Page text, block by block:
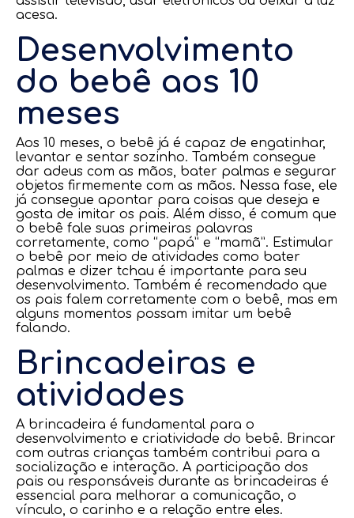
acesa.
Desenvolvimento
do bebê aos 10
meses
Aos 10 meses, o bebê já é capaz de engatinhar,
levantar e sentar sozinho. Também consegue
dar adeus com as mãos, bater palmas e segurar
objetos firmemente com as mãos. Nessa fase, ele
já consegue apontar para coisas que deseja e
gosta de imitar os pais. Além disso, é comum que
o bebê fale suas primeiras palavras
corretamente, como “papá” e “mamã”. Estimular
o bebê por meio de atividades como bater
palmas e dizer tchau é importante para seu
desenvolvimento. Também é recomendado que
os pais falem corretamente com o bebê, mas em
alguns momentos possam imitar um bebê
falando.
Brincadeiras e
atividades
A brincadeira é fundamental para o
desenvolvimento e criatividade do bebê. Brincar
com outras crianças também contribui para a
socialização e interação. A participação dos
pais ou responsáveis durante as brincadeiras é
essencial para melhorar a comunicação, o
vínculo, o carinho e a relação entre eles.